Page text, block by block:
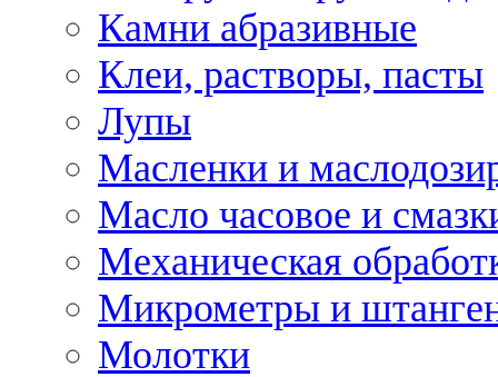
Камни абразивные
Клеи, растворы, пасты
Лупы
Масленки и
Масло часовое и
Механическая
Микрометры и
Молотки